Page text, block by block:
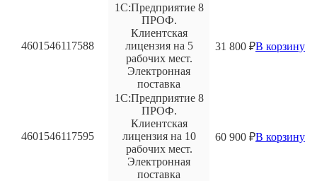
4601546117588
1С:Предприятие 8
ПРОФ.
Клиентская
лицензия на 5
рабочих мест.
Электронная
поставка
31 800 ₽В корзину
4601546117595
1С:Предприятие 8
ПРОФ.
Клиентская
лицензия на 10
рабочих мест.
Электронная
поставка
60 900 ₽В корзину